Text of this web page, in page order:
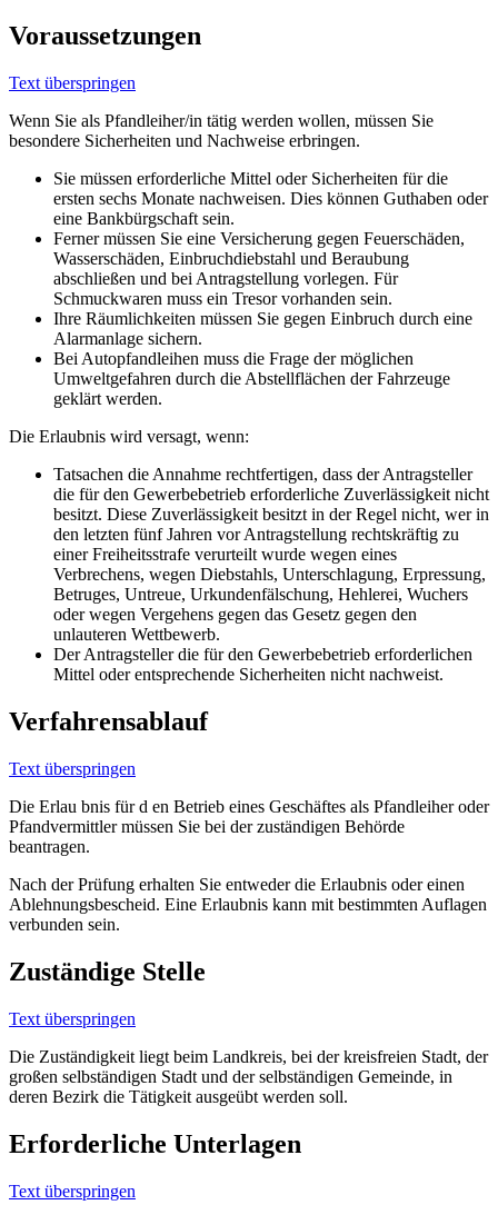
Voraussetzungen
Text überspringen
Wenn Sie als Pfandleiher/in tätig werden wollen, müssen Sie
besondere Sicherheiten und Nachweise erbringen.
Sie müssen erforderliche Mittel oder Sicherheiten für die
ersten sechs Monate nachweisen. Dies können Guthaben oder
eine Bankbürgschaft sein.
Ferner müssen Sie eine Versicherung gegen Feuerschäden,
Wasserschäden, Einbruchdiebstahl und Beraubung
abschließen und bei Antragstellung vorlegen. Für
Schmuckwaren muss ein Tresor vorhanden sein.
Ihre Räumlichkeiten müssen Sie gegen Einbruch durch eine
Alarmanlage sichern.
Bei Autopfandleihen muss die Frage der möglichen
Umweltgefahren durch die Abstellflächen der Fahrzeuge
geklärt werden.
Die Erlaubnis wird versagt, wenn:
Tatsachen die Annahme rechtfertigen, dass der Antragsteller
die für den Gewerbebetrieb erforderliche Zuverlässigkeit nicht
besitzt. Diese Zuverlässigkeit besitzt in der Regel nicht, wer in
den letzten fünf Jahren vor Antragstellung rechtskräftig zu
einer Freiheitsstrafe verurteilt wurde wegen eines
Verbrechens, wegen Diebstahls, Unterschlagung, Erpressung,
Betruges, Untreue, Urkundenfälschung, Hehlerei, Wuchers
oder wegen Vergehens gegen das Gesetz gegen den
unlauteren Wettbewerb.
Der Antragsteller die für den Gewerbebetrieb erforderlichen
Mittel oder entsprechende Sicherheiten nicht nachweist.
Verfahrensablauf
Text überspringen
Die Erlau bnis für d en Betrieb eines Geschäftes als Pfandleiher oder
Pfandvermittler müssen Sie bei der zuständigen Behörde
beantragen.
Nach der Prüfung erhalten Sie entweder die Erlaubnis oder einen
Ablehnungsbescheid. Eine Erlaubnis kann mit bestimmten Auflagen
verbunden sein.
Zuständige Stelle
Text überspringen
Die Zuständigkeit liegt beim Landkreis, bei der kreisfreien Stadt, der
großen selbständigen Stadt und der selbständigen Gemeinde, in
deren Bezirk die Tätigkeit ausgeübt werden soll.
Erforderliche Unterlagen
Text überspringen